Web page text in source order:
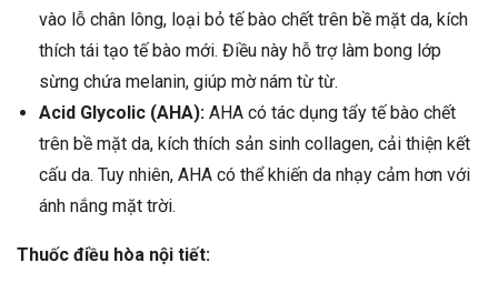
vào lỗ chân lông, loại bỏ tế bào chết trên bề mặt da, kích
thích tái tạo tế bào mới. Điều này hỗ trợ làm bong lớp
sừng chứa melanin, giúp mờ nám từ từ.
Acid Glycolic (AHA): AHA có tác dụng tẩy tế bào chết
trên bề mặt da, kích thích sản sinh collagen, cải thiện kết
cấu da. Tuy nhiên, AHA có thể khiến da nhạy cảm hơn với
ánh nắng mặt trời.
Thuốc điều hòa nội tiết: